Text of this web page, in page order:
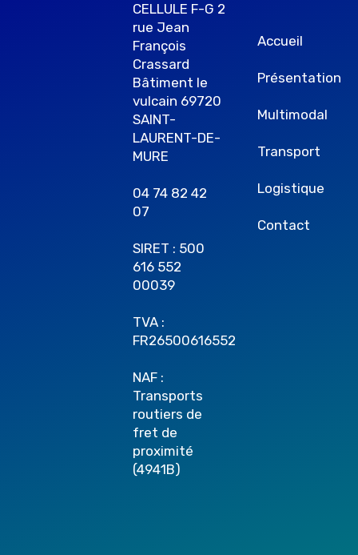
CELLULE F-G 2
rue Jean
François
Crassard
Bâtiment le
vulcain 69720
SAINT-
LAURENT-DE-
MURE
04 74 82 42
07
SIRET : 500
616 552
00039
TVA :
FR26500616552
NAF :
Transports
routiers de
fret de
proximité
(4941B)
Accueil
Présentation
Multimodal
Transport
Logistique
Contact